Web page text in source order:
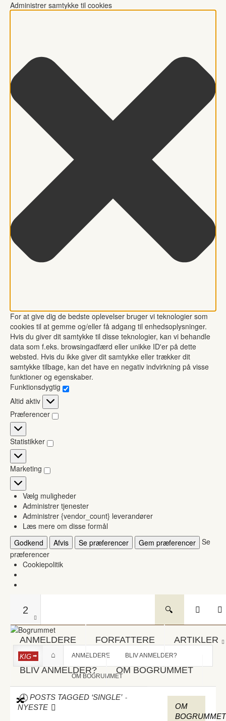
Administrer samtykke til cookies
For at give dig de bedste oplevelser bruger vi teknologier som
cookies til at gemme og/eller få adgang til enhedsoplysninger.
Hvis du giver dit samtykke til disse teknologier, kan vi behandle
data som f.eks. browsingadfærd eller unikke ID'er på dette
websted. Hvis du ikke giver dit samtykke eller trækker dit
samtykke tilbage, kan det have en negativ indvirkning på visse
funktioner og egenskaber.
Funktionsdygtig
Funktionsdygtig
Altid aktiv
Præferencer
Præferencer
Statistikker
Statistikker
Marketing
Marketing
Vælg muligheder
Administrer tjenester
Administrer {vendor_count} leverandører
Læs mere om disse formål
Godkend
Afvis Se præferencer Gem præferencer Se
præferencer
Cookiepolitik
2
ANMELDERE FORFATTERE ARTIKLER
BLIV ANMELDER? OM BOGRUMMET
KIG ANMELDERE BLIV ANMELDER?
OM BOGRUMMET
POSTS TAGGED ‘SINGLE’ -
NYESTE
OM
BOGRUMMET